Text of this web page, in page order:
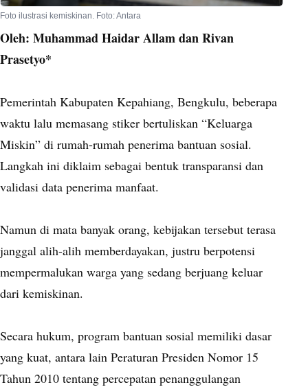
Foto ilustrasi kemiskinan. Foto: Antara
Oleh: Muhammad Haidar Allam dan Rivan
Prasetyo*
Pemerintah Kabupaten Kepahiang, Bengkulu, beberapa
waktu lalu memasang stiker bertuliskan “Keluarga
Miskin” di rumah-rumah penerima bantuan sosial.
Langkah ini diklaim sebagai bentuk transparansi dan
validasi data penerima manfaat.
Namun di mata banyak orang, kebijakan tersebut terasa
janggal alih-alih memberdayakan, justru berpotensi
mempermalukan warga yang sedang berjuang keluar
dari kemiskinan.
Secara hukum, program bantuan sosial memiliki dasar
yang kuat, antara lain Peraturan Presiden Nomor 15
Tahun 2010 tentang percepatan penanggulangan